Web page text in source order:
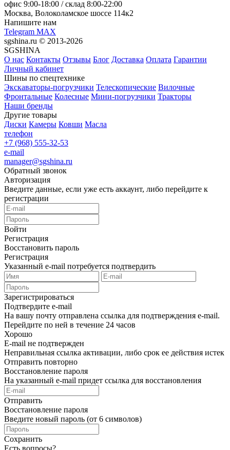
офис 9:00-18:00 / склад 8:00-22:00
Москва, Волоколамское шоссе 114к2
Напишите нам
Telegram MAX
sgshina.ru © 2013-2026
SGSHINA
О нас Контакты Отзывы Блог Доставка Оплата Гарантии
Личный кабинет
Шины по спецтехнике
Экскаваторы-погрузчики Телескопические Вилочные
Фронтальные Колесные Мини-погрузчики Тракторы
Наши бренды
Другие товары
Диски Камеры Ковши Масла
телефон
+7 (968) 555-32-53
e-mail
manager@sgshina.ru
Обратный звонок
Авторизация
Введите данные, если уже есть аккаунт, либо перейдите к
регистрации
Войти
Регистрация
Восстановить пароль
Регистрация
Указанный e-mail потребуется подтвердить
Зарегистрироваться
Подтвердите e-mail
На вашу почту отправлена ссылка для подтверждения e-mail.
Перейдите по ней в течение 24 часов
Хорошо
E-mail не подтвержден
Неправильная ссылка активации, либо срок ее действия истек
Отправить повторно
Восстановление пароля
На указанный e-mail придет ссылка для восстановления
Отправить
Восстановление пароля
Введите новый пароль (от 6 символов)
Сохранить
Есть вопросы?